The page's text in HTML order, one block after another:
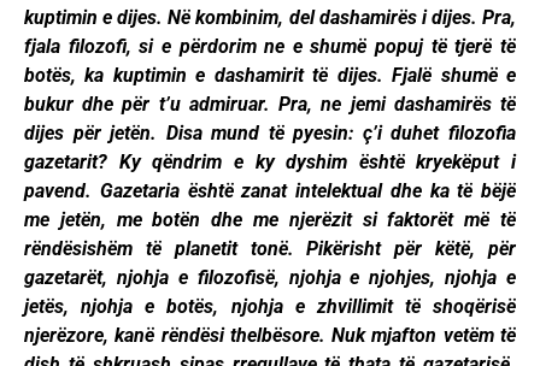
kuptimin e dijes. Në kombinim, del dashamirës i dijes. Pra,
fjala filozofi, si e përdorim ne e shumë popuj të tjerë të
botës, ka kuptimin e dashamirit të dijes. Fjalë shumë e
bukur dhe për t’u admiruar. Pra, ne jemi dashamirës të
dijes për jetën. Disa mund të pyesin: ç’i duhet filozofia
gazetarit? Ky qëndrim e ky dyshim është kryekëput i
pavend. Gazetaria është zanat intelektual dhe ka të bëjë
me jetën, me botën dhe me njerëzit si faktorët më të
rëndësishëm të planetit tonë. Pikërisht për këtë, për
gazetarët, njohja e filozofisë, njohja e njohjes, njohja e
jetës, njohja e botës, njohja e zhvillimit të shoqërisë
njerëzore, kanë rëndësi thelbësore. Nuk mjafton vetëm të